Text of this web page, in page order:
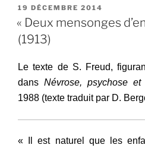
Sigmund
Freud
en
souffrance
Aichhorn »
PUBLIÉ
LE
19 DÉCEMBRE 2014
« Deux mensonges
(1913)
Le texte de S. Freud,
dans Névrose, psychose et
1988 (texte traduit par D.
« Ilest naturel que les